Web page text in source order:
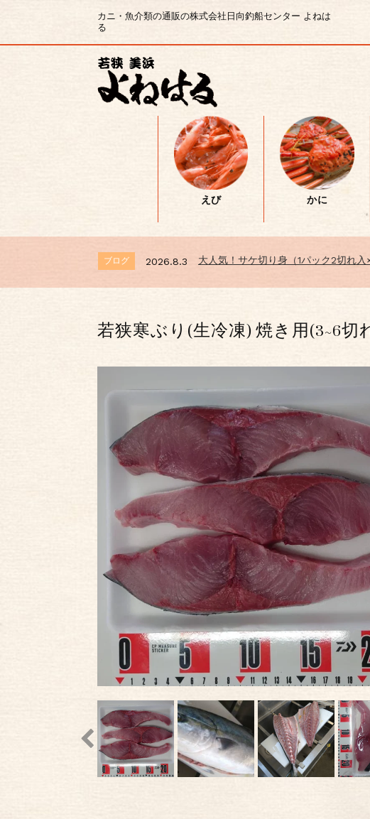
カニ・魚介類の通販の株式会社日向釣船センター よねは
る
えび かに
ブログ 2026.8.3 大人気！サケ切り身（1パック2切れ入
若狭寒ぶり(生冷凍) 焼き用(3~6切